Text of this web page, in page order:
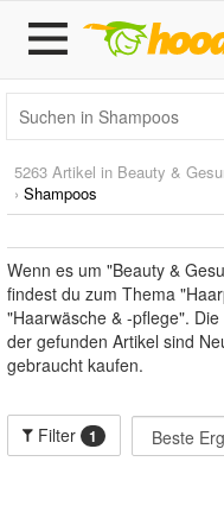
5263 Artikel in Beauty &
› Shampoos
Wenn es um "Beauty &
findest du zum Thema
"Haarwäsche & -pflege".
der gefunden Artikel sind
gebraucht kaufen.
Filter 1